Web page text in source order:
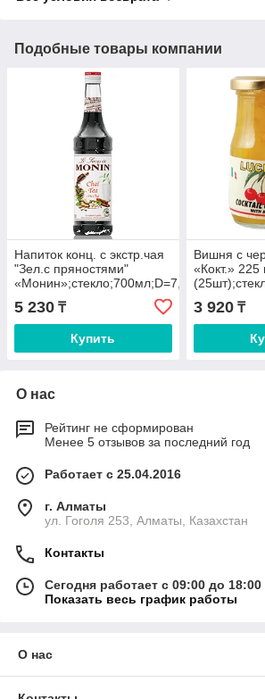
Подобные товары компании
Напиток конц. с экстр.чая
"Зел.с пряностями"
«Монин»;стекло;700мл;D=7,H=31см
5 230 ₸
Купить
Вишня с
«Кокт.» 225
3 920₸
О нас
Рейтинг не сформирован
Менее 5 отзывов за последний год
Работает с 25.04.2016
г. Алматы
ул. Гоголя 253, Алматы, Казахстан
Контакты
Сегодня работает с 09:00 до 18:00
Показать весь график работы
О нас